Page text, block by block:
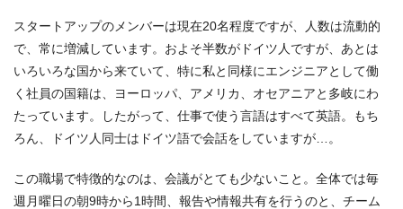
スタートアップのメンバーは現在20名程度ですが、人数は流動的
で、常に増減しています。およそ半数がドイツ人ですが、あとは
いろいろな国から来ていて、特に私と同様にエンジニアとして働
く社員の国籍は、ヨーロッパ、アメリカ、オセアニアと多岐にわ
たっています。したがって、仕事で使う言語はすべて英語。もち
ろん、ドイツ人同士はドイツ語で会話をしていますが…。
この職場で特徴的なのは、会議がとても少ないこと。全体では毎
週月曜日の朝9時から1時間、報告や情報共有を行うのと、チーム